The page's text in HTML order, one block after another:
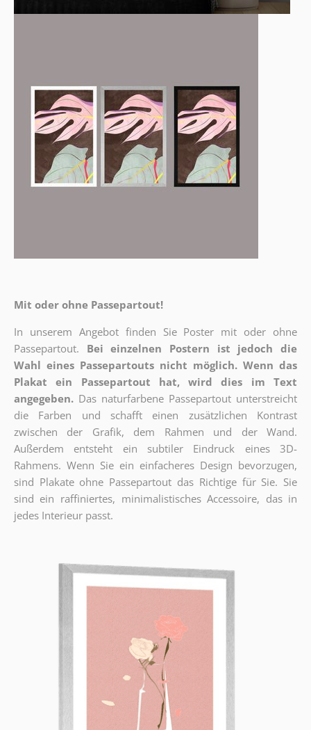
Mit oder ohne Passepartout!
In unserem Angebot finden Sie Poster mit oder ohne
Passepartout.
Bei einzelnen Postern ist jedoch die
Wahl eines Passepartouts nicht möglich. Wenn das
Plakat ein Passepartout hat, wird dies im Text
angegeben. Das naturfarbene Passepartout unterstreicht
die Farben und schafft einen zusätzlichen Kontrast
zwischen der Grafik, dem Rahmen und der Wand.
Außerdem entsteht ein subtiler Eindruck eines 3D-
Rahmens. Wenn Sie ein einfacheres Design bevorzugen,
sind Plakate ohne Passepartout das Richtige für Sie. Sie
sind ein raffiniertes, minimalistisches Accessoire, das in
jedes Interieur passt.